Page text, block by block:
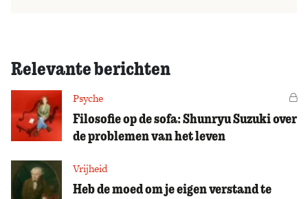
Relevante berichten
Psyche
Filosofie op de sofa: Shunryu Suzuki over
de problemen van het leven
Vrijheid
Heb de moed om je eigen verstand te